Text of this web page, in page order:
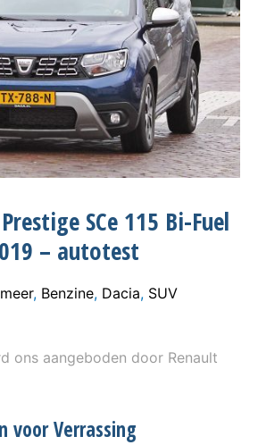
SCe 115 Bi-Fuel
– autotest
, Benzine, Dacia, SUV
ons aangeboden door Renault
voor Verrassing